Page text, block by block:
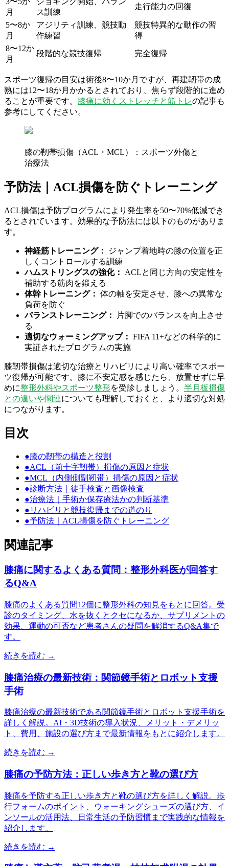
月
ス訓練
走行能力の回復
5〜8か
月
アジリティ訓練、競技動
作練習
競技特異的な動作の習
得
8〜12か
月
段階的な競技復帰 完全復帰
スポーツ復帰の目安は術後8〜10か月ですが、再建靭帯の成
熟には12〜18か月かかるとされており、焦らず段階的に進め
ることが重要です。 膝痛に効くストレッチと筋トレの記事も
参考にしてください。
膝の靭帯損傷（ACL・MCL）：スポーツ外傷と
治療法
予防法｜ACL損傷を防ぐトレーニング
ACL損傷は予防プログラムにより発生率を50〜70%低減でき
るとされています。効果的な予防法には以下のものがありま
す。
神経筋トレーニング：
ジャンプ着地時の膝の位置を正
しくコントロールする訓練
ハムストリングスの強化：
ACLと同じ方向の安定性を
補助する筋肉を鍛える
体幹トレーニング： 体の軸を安定させ、膝への異常な
負荷を防ぐ
バランストレーニング：
片脚でのバランスを向上させ
る
適切なウォーミングアップ： FIFA 11+などの科学的に
実証されたプログラムの実施
膝靭帯損傷は適切な治療とリハビリにより高い確率でスポー
ツ復帰が可能です。膝に不安定感を感じたら、放置せずに早
めに整形外科やスポーツ整形を受診しましょう。 半月板損傷
との違いや関連についても理解しておくと、より適切な対処
につながります。
目次
●膝の靭帯の構造と役割
●ACL（前十字靭帯）損傷の原因と症状
●MCL（内側側副靭帯）損傷の原因と症状
●診断方法｜徒手検査と画像検査
●治療法｜手術か保存療法かの判断基準
● リハビリと競技復帰までの道のり
●予防法｜ACL損傷を防ぐトレーニング
関連記事
膝痛に関するよくある質問：整形外科医が回答す
るQ&A
膝痛のよくある質問12個に整形外科の知見をもとに回答。受
診のタイミング、水を抜くとクセになるか、サプリメントの
効果、運動の可否など患者さんの疑問を解消するQ&A集で
す。
続きを読む →
膝痛治療の最新技術：関節鏡手術とロボット支援
手術
膝痛治療の最新技術である関節鏡手術とロボット支援手術を
詳しく解説。AI・3D技術の導入状況、メリット・デメリッ
ト、費用、施設の選び方まで最新情報をもとに紹介します。
続きを読む →
膝痛の予防方法：正しい歩き方と靴の選び方
膝痛を予防する正しい歩き方と靴の選び方を詳しく解説。歩
行フォームのポイント、ウォーキングシューズの選び方、イ
ンソールの活用法、日常生活の予防習慣まで実践的な情報を
紹介します。
続きを読む →